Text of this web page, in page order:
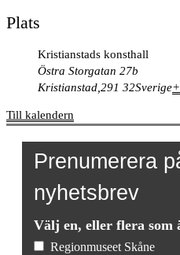
Plats
Kristianstads konsthall
Östra Storgatan 27b
Kristianstad 291 32Sverige
Till kalendern
Prenumerera
nyhetsbrev
Välj en, eller flera som
Regionmuseet Skåne